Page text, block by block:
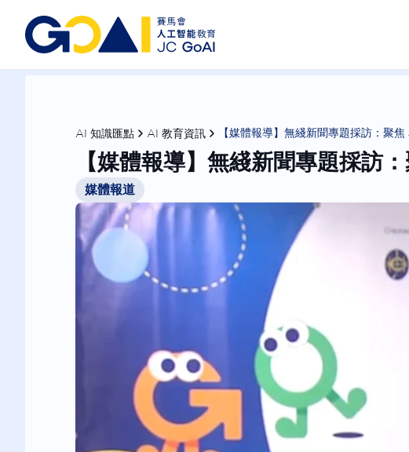
AI 知識匯點 AI 教育資訊 【媒體報導】無綫新聞專題採訪：聚
【媒體報導】無綫新聞專題採訪
媒體報道